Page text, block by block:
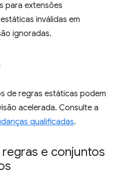
para extensões
inválidas em
ignoradas.
de regras estáticas podem
acelerada. Consulte a
qualificadas.
e conjuntos